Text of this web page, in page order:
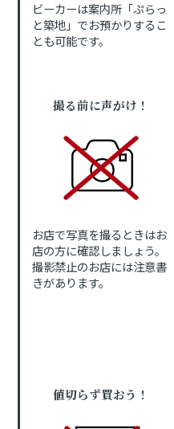
ビーカーは案内所「ぷらっ
と築地」でお預かりするこ
とも可能です。
撮る前に声がけ！
お店で写真を撮るときはお
店の方に確認しましょう。
撮影禁止のお店には注意書
きがあります。
値切らず買おう！